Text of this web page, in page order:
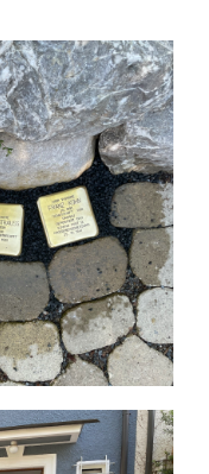
mit
den
Stolpersteinen:
Verlegung
am
21.
Mai
in
der
Ramungstraße
3
in
Sendling